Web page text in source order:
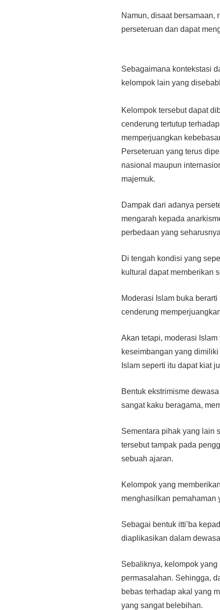
Namun, disaat bersamaan,
perseteruan dan dapat
Sebagaimana kontekstasi
kelompok lain yang
Kelompok tersebut dapat
cenderung tertutup
memperjuangkan
Perseteruan yang terus
nasional maupun
majemuk.
Dampak dari adanya
mengarah kepada
perbedaan yang
Di tengah kondisi yang
kultural dapat memberikan
Moderasi Islam buka
cenderung
Akan tetapi, moderasi
keseimbangan yang
Islam seperti itu dapat kiat
Bentuk ekstrimisme
sangat kaku beragama,
Sementara pihak yang lain
tersebut tampak pada
sebuah ajaran.
Kelompok yang
menghasilkan pemahaman
Sebagai bentuk itti’ba
diaplikasikan dalam
Sebaliknya, kelompok
permasalahan. Sehingga,
bebas terhadap akal yang
yang sangat belebihan.